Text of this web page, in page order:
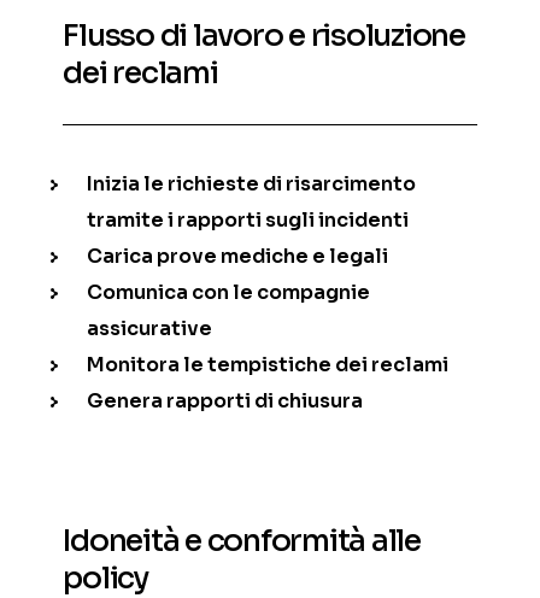
Flusso di lavoro e risoluzione
dei reclami
Inizia le richieste di risarcimento
tramite i rapporti sugli incidenti
Carica prove mediche e legali
Comunica con le compagnie
assicurative
Monitora le tempistiche dei reclami
Genera rapporti di chiusura
Idoneità e conformità alle
policy